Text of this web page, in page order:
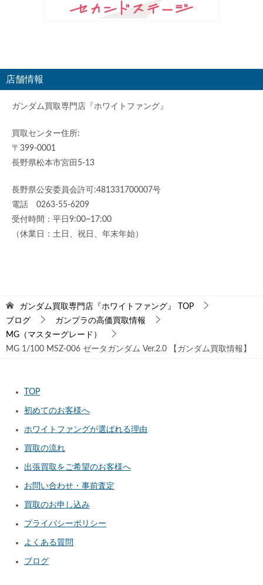
店舗情報
ガンダム買取専門店『ホワイトファング』
買取センター住所:
〒399-0001
長野県松本市宮田5-13
長野県公安委員会許可:481331700007号
電話 0263-55-6209
受付時間：平日9:00~17:00
（休業日：土日、祝日、年末年始）
ガンダム買取専門店『ホワイトファング』
TOP
ブログ
ガンプラの高価買取情報
MG（マスターグレード）
MG 1/100 MSZ-006 ゼータガンダム Ver.2.0 【ガンダム買取情報】
TOP
初めてのお客様へ
ホワイトファングが選ばれる理由
買取の流れ
出張買取をご希望のお客様へ
お問い合わせ・事前査定
買取のお申し込み
プライバシーポリシー
よくある質問
ブログ